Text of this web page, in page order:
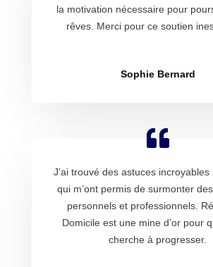
la motivation nécessaire pour
rêves. Merci pour ce soutien
Sophie Bernard
J’ai trouvé des astuces incroyables
qui m’ont permis de surmonter
personnels et professionnels.
Domicile est une mine d’or pour
cherche à progresser.